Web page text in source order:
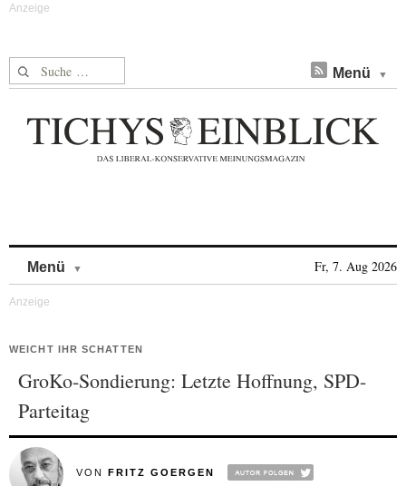
Suche nach: Menü
Menü Fr, 7. Aug 2026
WEICHT IHR SCHATTEN
GroKo-Sondierung: Letzte Hoffnung, SPD-
Parteitag
VON FRITZ GOERGEN